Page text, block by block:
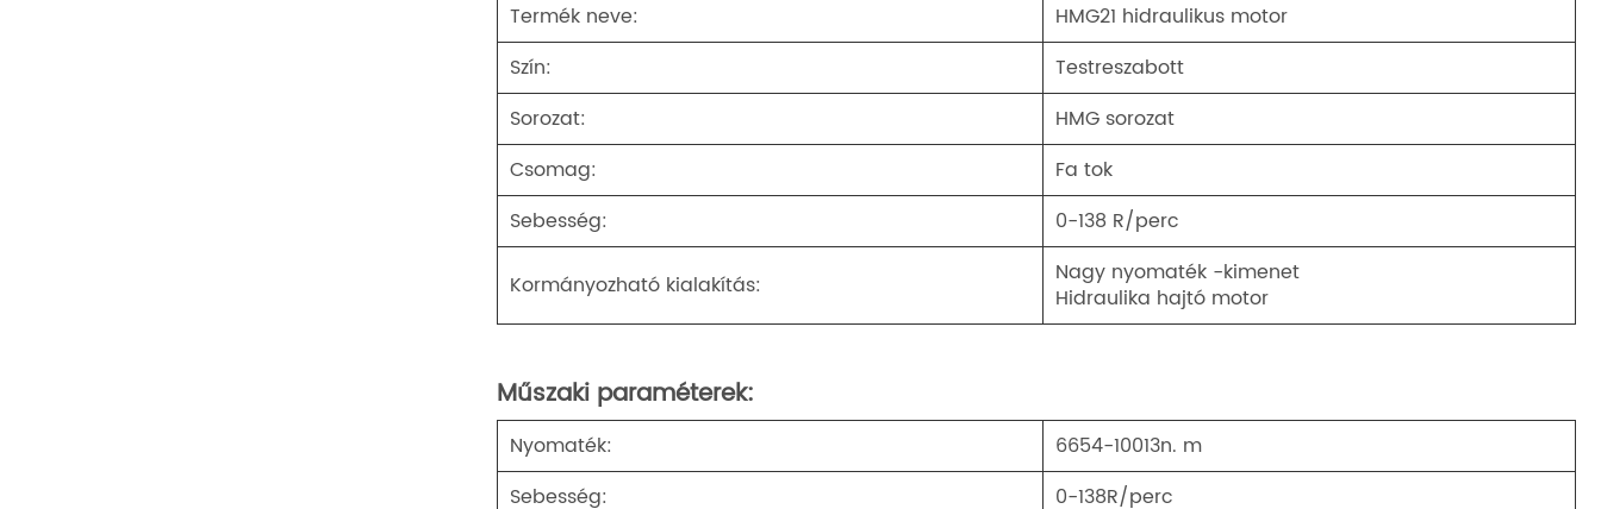
Termék neve:
HMG21 hidraulikus motor
Szín:
Testreszabott
Sorozat:
HMG sorozat
Csomag:
Fa tok
Sebesség:
0-138 R/perc
Kormányozható kialakítás:
Nagy nyomaték -kimenet
Hidraulika hajtó motor
Műszaki paraméterek:
Nyomaték:
6654-10013n. m
Sebesség:
0-138R/perc